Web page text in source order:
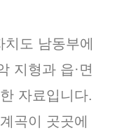
도 남동부에
지형과 읍·면
자료입니다.
곡이 곳곳에